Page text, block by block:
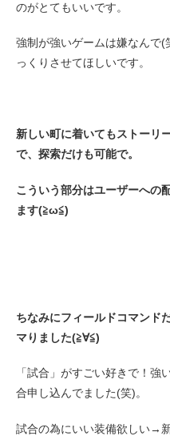
のがとてもいいです。
強制が強いゲームは嫌なんで
っくりさせてほしいです。
新しい町に着いてもストーリ
で、探索だけも可能で。
こういう部分はユーザーへの
ます(≧ω≦)
ちなみにフィールドコマンド
マりました(≧∀≦)
「試合」がすごい好きで！強
合申し込んでました(笑)。
試合の為にいい装備欲しい→